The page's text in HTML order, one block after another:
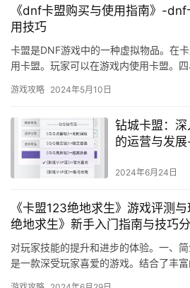
《dnf卡盟购买与使用指南》-
用技巧
卡盟是DNF游戏中的一种虚拟物品。在
用卡盟。玩家可以在游戏内使用卡盟。
游戏攻略 2024年5月10日
钻城卡盟：
的运营与发
2024年6月24日
《卡盟123绝地求生》游戏评测
绝地求生》新手入门指南与技巧
对玩家技能的提升和进步的体验。一、
是一款深受玩家喜爱的游戏。结合了丰